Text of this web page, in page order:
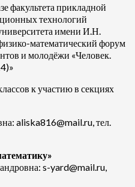
факультета прикладной
технологий
имени И.Н.
математический форум
и молодёжи «Человек.
к участию в секциях
aliska816@mail.ru, тел.
s-yard@mail.ru,